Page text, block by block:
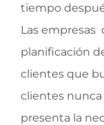
tiempo
Las empresas
planificación
clientes que
clientes nunca
presenta la